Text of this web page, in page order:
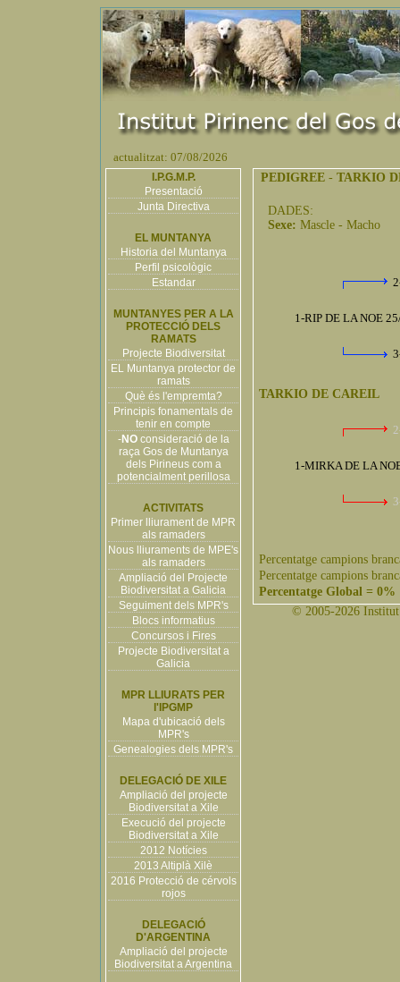
actualitzat: 07/08/2026
I.P.G.M.P.
Presentació
Junta Directiva
EL MUNTANYA
Historia del Muntanya
Perfil psicològic
Estandar
MUNTANYES PER A LA
PROTECCIÓ DELS
RAMATS
Projecte Biodiversitat
EL Muntanya protector de
ramats
Què és l'empremta?
Principis fonamentals de
tenir en compte
-NOconsideració de la
raça Gos de Muntanya
dels Pirineus com a
potencialment perillosa
ACTIVITATS
Primer lliurament de MPR
als ramaders
Nous lliuraments de MPE's
als ramaders
Ampliació del Projecte
Biodiversitat a Galicia
Seguiment dels MPR's
Blocs informatius
Concursos i Fires
Projecte Biodiversitat a
Galicia
MPR LLIURATS PER
l'IPGMP
Mapa d'ubicació dels
MPR's
Genealogies dels MPR's
DELEGACIÓ DE XILE
Ampliació del projecte
Biodiversitat a Xile
Execució del projecte
Biodiversitat a Xile
2012 Notícies
2013 Altiplà Xilè
2016 Protecció de cérvols
rojos
DELEGACIÓ
D'ARGENTINA
Ampliació del projecte
Biodiversitat a Argentina
PEDIGREE - TARKIO
DADES:
Sexe: Mascle - Macho
1-RIP DE LA NOE
TARKIO DE CAREIL
1-MIRKA DE LA
Percentatge campions
Percentatge campions
Percentatge Global = 0%
© 2005-2026 Institut